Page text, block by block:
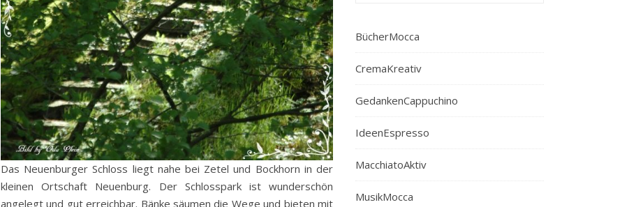
Das Neuenburger Schloss liegt nahe bei Zetel und Bockhorn in der
kleinen Ortschaft Neuenburg. Der Schlosspark ist wunderschön
angelegt und gut erreichbar. Bänke säumen die Wege und bieten mit
BücherMocca
CremaKreativ
GedankenCappuchino
IdeenEspresso
MacchiatoAktiv
MusikMocca